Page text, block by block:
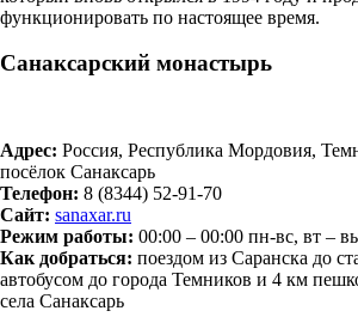
функционировать по настоящее время.
Санаксарский монастырь
Адрес: Россия, Республика Мордовия,
посёлок Санаксарь
Телефон: 8 (8344) 52-91-70
Сайт: sanaxar.ru
Режим работы: 00:00 – 00:00 пн-вс, вт –
Как добраться: поездом из Саранска до
автобусом до города Темников и 4 км
села Санаксарь